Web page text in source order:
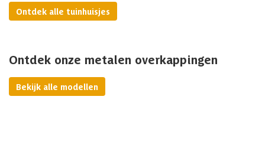
Ontdek alle tuinhuisjes
Ontdek onze metalen overkappingen
Bekijk alle modellen